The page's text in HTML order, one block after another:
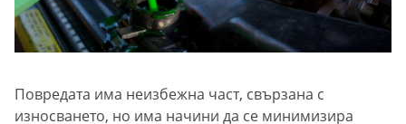
Повредата има неизбежна част, свързана с
износването, но има начини да се минимизира